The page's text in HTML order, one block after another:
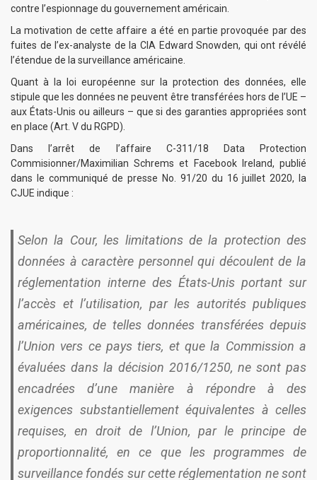
contre l’espionnage du gouvernement américain.
La motivation de cette affaire a été en partie provoquée par des
fuites de l’ex-analyste de la CIA Edward Snowden, qui ont révélé
l’étendue de la surveillance américaine.
Quant à la loi européenne sur la protection des données, elle
stipule que les données ne peuvent être transférées hors de l’UE –
aux États-Unis ou ailleurs – que si des garanties appropriées sont
en place (Art. V du RGPD).
Dans l’arrêt de l’affaire C-311/18 Data Protection
Commisionner/Maximilian Schrems et Facebook Ireland, publié
dans le communiqué de presse No. 91/20 du 16 juillet 2020, la
CJUE indique :
Selon la Cour, les limitations de la protection des
données à caractère personnel qui découlent de la
réglementation interne des États-Unis portant sur
l’accès et l’utilisation, par les autorités publiques
américaines, de telles données transférées depuis
l’Union vers ce pays tiers, et que la Commission a
évaluées dans la décision 2016/1250, ne sont pas
encadrées d’une manière à répondre à des
exigences substantiellement équivalentes à celles
requises, en droit de l’Union, par le principe de
proportionnalité, en ce que les programmes de
surveillance fondés sur cette réglementation ne sont